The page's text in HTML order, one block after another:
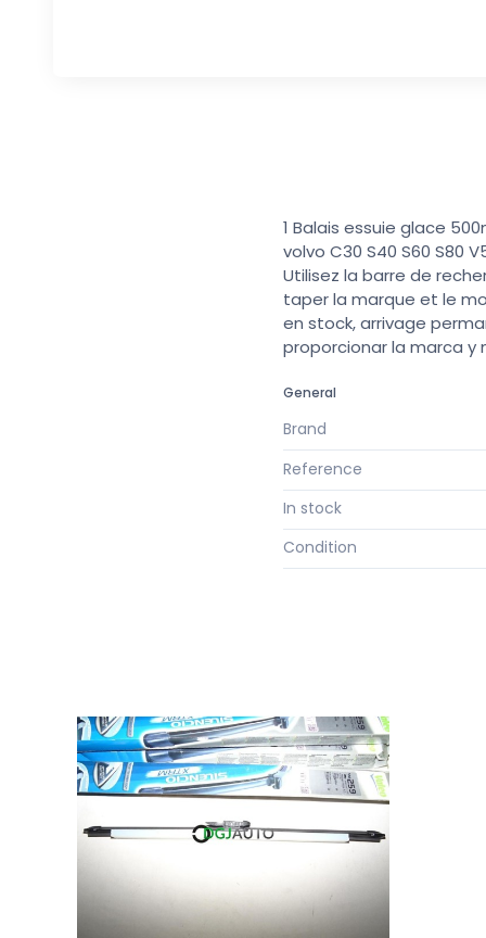
1 Balais essuie glace
volvo C30 S40 S60 S80
Utilisez la barre de
taper la marque et le
en stock, arrivage
proporcionar la marca y
General
Brand
Reference
In stock
Condition